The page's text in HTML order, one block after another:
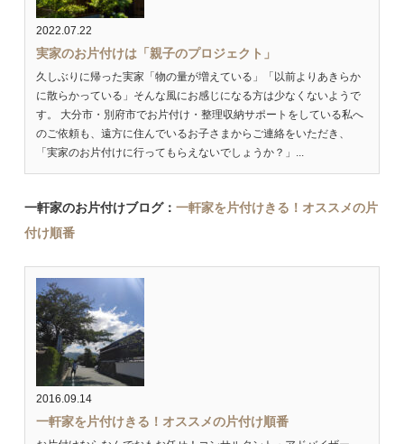
2022.07.22
実家のお片付けは「親子のプロジェクト」
久しぶりに帰った実家「物の量が増えている」「以前よりあきらか
に散らかっている」そんな風にお感じになる方は少なくないようで
す。 大分市・別府市でお片付け・整理収納サポートをしている私へ
のご依頼も、遠方に住んでいるお子さまからご連絡をいただき、
「実家のお片付けに行ってもらえないでしょうか？」...
一軒家のお片付けブログ：一軒家を片付けきる！オススメの片
付け順番
2016.09.14
一軒家を片付けきる！オススメの片付け順番